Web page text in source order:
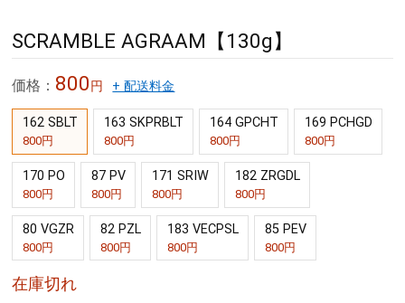
SCRAMBLE AGRAAM【130g】
価格： 800円 + 配送料金
162 SBLT
800円
163 SKPRBLT
800円
164 GPCHT
800円
169 PCHGD
800円
170 PO
800円
87 PV
800円
171 SRIW
800円
182 ZRGDL
800円
80 VGZR
800円
82 PZL
800円
183 VECPSL
800円
85 PEV
800円
在庫切れ